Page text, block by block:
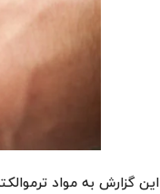
گزارش به مواد